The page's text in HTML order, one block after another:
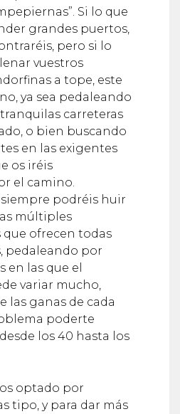
Si lo que
grandes puertos,
pero si lo
vuestros
a tope, este
ya sea pedaleando
carreteras
o bien buscando
en las exigentes
os iréis
el camino.
podréis huir
múltiples
ofrecen todas
pedaleando por
en las que el
variar mucho,
las ganas de cada
poderte
los 40 hasta los
optado por
tipo, y para dar más